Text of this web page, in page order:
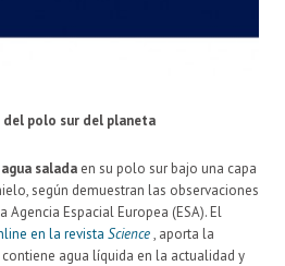
polo sur del planeta
salada en su polo sur bajo una capa
según demuestran las observaciones
Agencia Espacial Europea (ESA). El
en la revista Science, aporta la
agua líquida en la actualidad y